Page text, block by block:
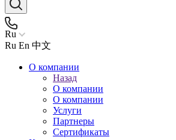
Ru
Ru En 中文
О компании
Назад
О компании
О компании
Услуги
Партнеры
Сертификаты